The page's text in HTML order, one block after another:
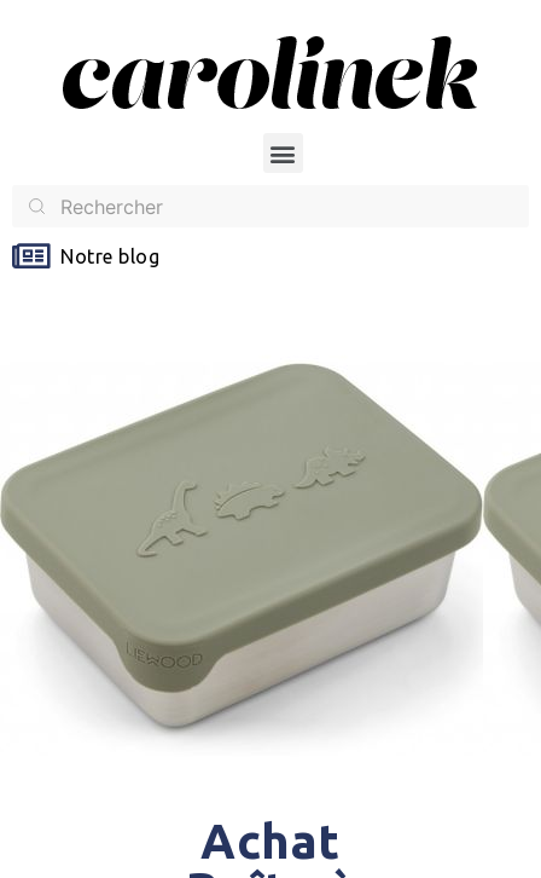
Notre blog
Achat